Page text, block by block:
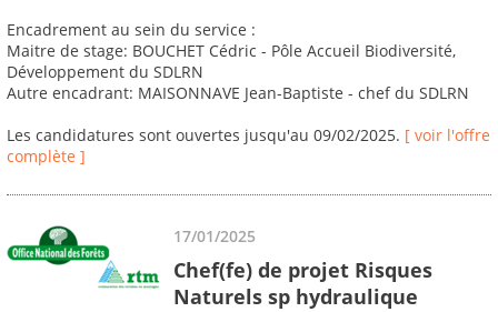
Encadrement au sein du service :
Maitre de stage: BOUCHET Cédric - Pôle Accueil Biodiversité,
Développement du SDLRN
Autre encadrant: MAISONNAVE Jean-Baptiste - chef du SDLRN
Les candidatures sont ouvertes jusqu'au 09/02/2025. [ voir l'offre
complète ]
17/01/2025
Chef(fe) de projet Risques
Naturels sp hydraulique